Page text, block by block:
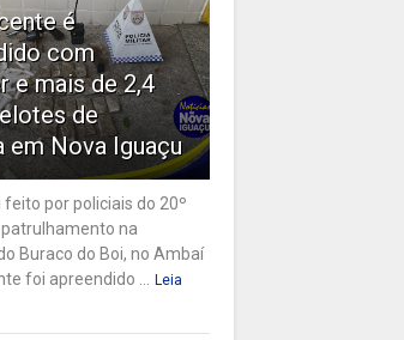
é
com
e mais de 2,4
de
em Nova Iguaçu
feito por policiais do 20º
na
Buraco do Boi, no Ambaí
foi apreendido ...
Leia